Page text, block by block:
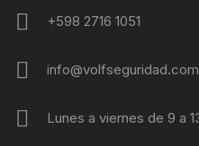
+598 2716 1051
Lunes a viernes de 9 a